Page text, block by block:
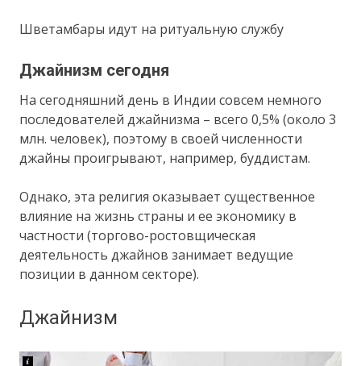
Шветамбары идут на ритуальную службу
Джайнизм сегодня
На сегодняшний день в Индии совсем немного
последователей джайнизма – всего 0,5% (около 3
млн. человек), поэтому в своей численности
джайны проигрывают, например, буддистам.
Однако, эта религия оказывает существенное
влияние на жизнь страны и ее экономику в
частности (торгово-ростовщическая
деятельность джайнов занимает ведущие
позиции в данном секторе).
Джайнизм